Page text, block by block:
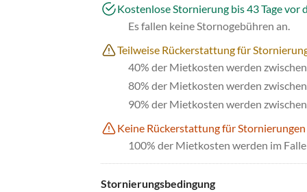
Kostenlose Stornierung bis 43 Tage vor
Es fallen keine Stornogebühren an.
Teilweise Rückerstattung für
40% der Mietkosten werden
80% der Mietkosten werden
90% der Mietkosten werden
Keine Rückerstattung für
100% der Mietkosten werden im
Stornierungsbedingung